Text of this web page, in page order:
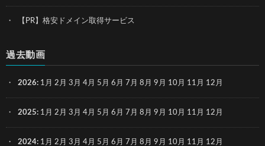
【PR】格安ドメイン取得サービス
過去動画
2026: 1月 2月 3月 4月 5月 6月 7月 8月 9月 10月 11月 12月
2025: 1月 2月 3月 4月 5月 6月 7月 8月 9月 10月 11月 12月
2024: 1月 2月 3月 4月 5月 6月 7月 8月 9月 10月 11月 12月